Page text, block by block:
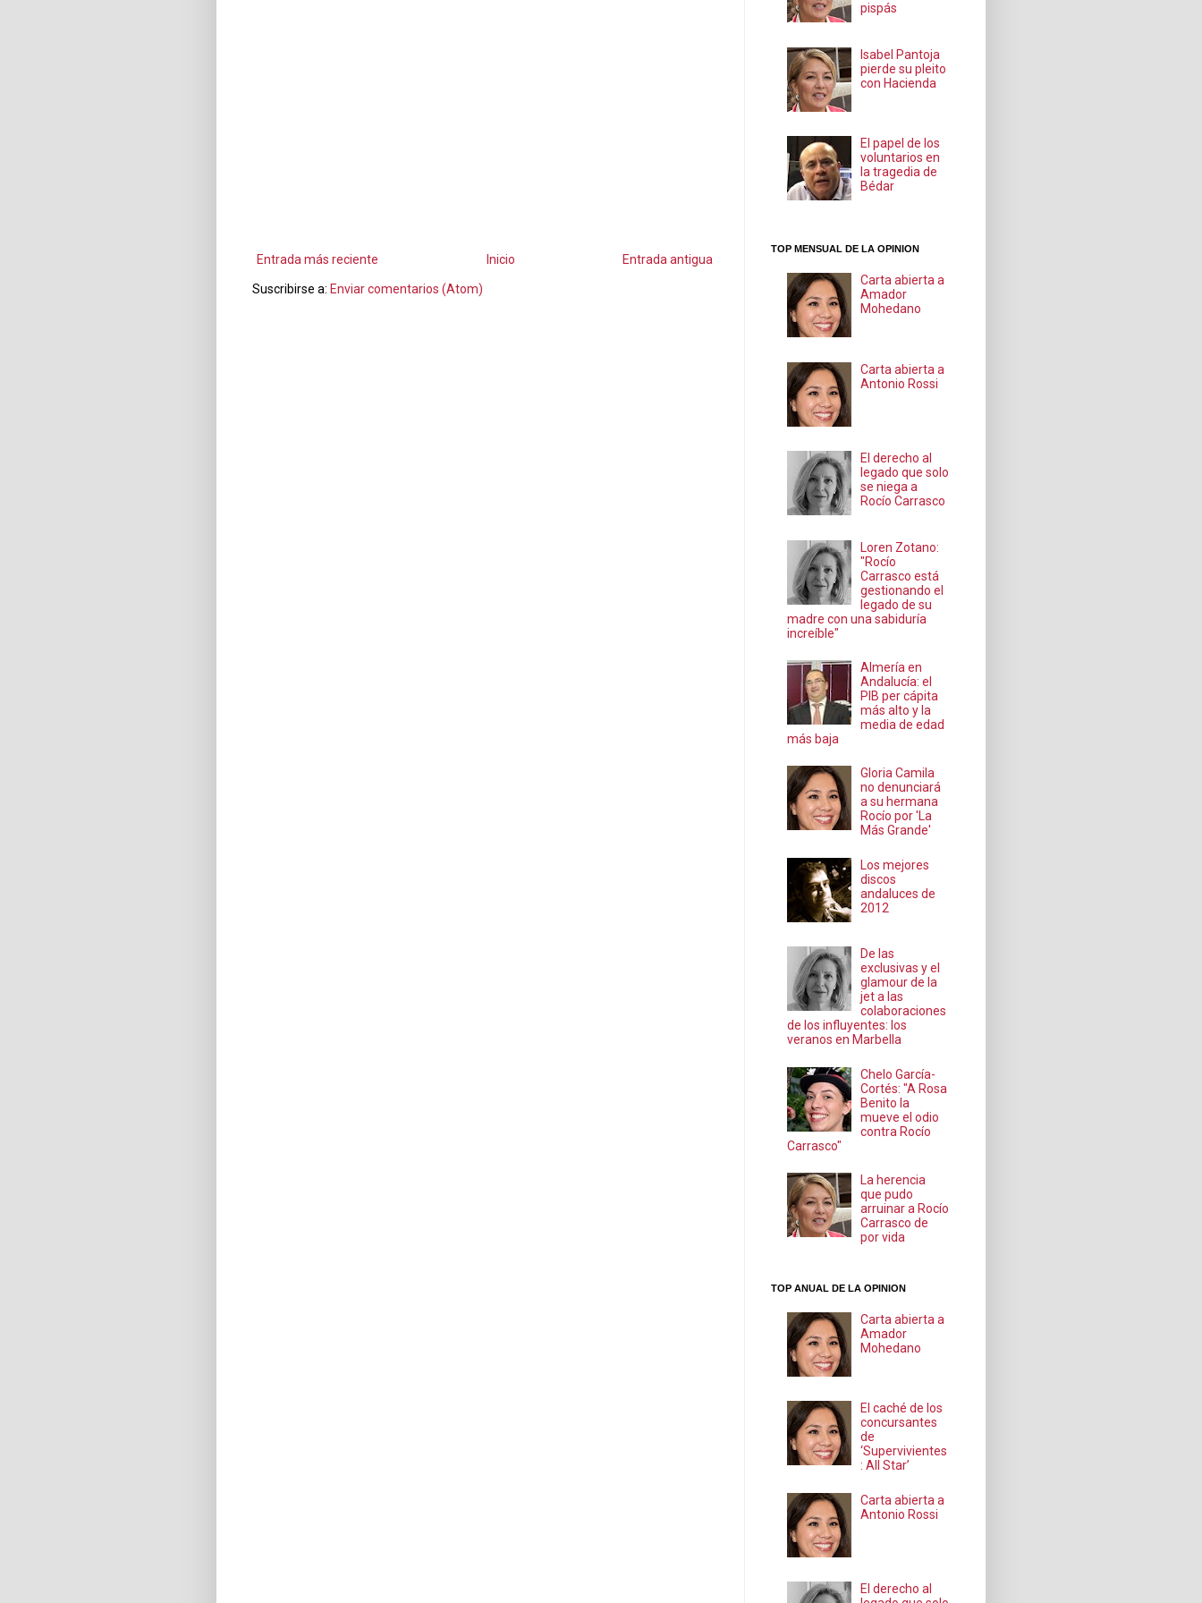
Entrada más reciente Entrada antigua
Inicio
Suscribirse a: Enviar comentarios (Atom)
pispás
Isabel Pantoja
pierde su pleito
con Hacienda
El papel de los
voluntarios en
la tragedia de
Bédar
TOP MENSUAL DE LA OPINION
Carta abierta a
Amador
Mohedano
Carta abierta a
Antonio Rossi
El derecho al
legado que solo
se niega a
Rocío Carrasco
Loren Zotano:
"Rocío
Carrasco está
gestionando el
legado de su
madre con una sabiduría
increíble"
Almería en
Andalucía: el
PIB per cápita
más alto y la
media de edad
más baja
Gloria Camila
no denunciará
a su hermana
Rocío por 'La
Más Grande'
Los mejores
discos
andaluces de
2012
De las
exclusivas y el
glamour de la
jet a las
colaboraciones
de los influyentes: los
veranos en Marbella
Chelo García-
Cortés: "A Rosa
Benito la
mueve el odio
contra Rocío
Carrasco"
La herencia
que pudo
arruinar a Rocío
Carrasco de
por vida
TOP ANUAL DE LA OPINION
Carta abierta a
Amador
Mohedano
El caché de los
concursantes
de
‘Supervivientes
: All Star’
Carta abierta a
Antonio Rossi
El derecho al